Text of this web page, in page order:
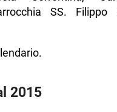
SS. Filippo
2015